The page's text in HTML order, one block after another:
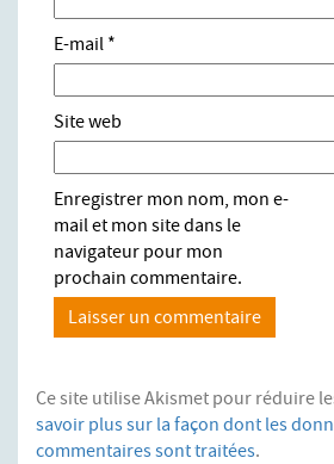
E-mail *
Site web
Enregistrer mon nom, mon e-
mail et mon site dans le
navigateur pour mon
prochain commentaire.
Ce site utilise Akismet pour réduire
savoir plus sur la façon dont les
commentaires sont traitées.